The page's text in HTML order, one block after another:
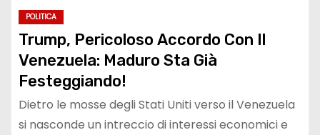
POLITICA
Trump, Pericoloso Accordo Con Il
Venezuela: Maduro Sta Già
Festeggiando!
Dietro le mosse degli Stati Uniti verso il Venezuela
si nasconde un intreccio di interessi economici e